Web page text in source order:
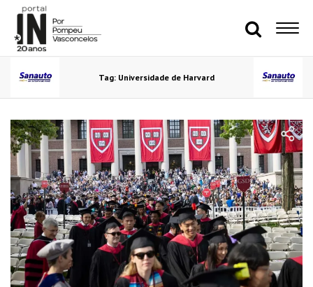
Tag: Universidade de Harvard